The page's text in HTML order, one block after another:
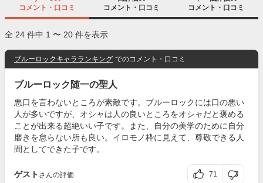
コメント・口コミ
コメント・口コミ
コメント・口コミ
全 24 件中 1 〜 20 件を表示
ブルーロックキャラランキング でのコメント・口コミ
ブルーロック随一の聖人
悪口を言わないところが素敵です。ブルーロックには口の悪い
人が多いですが、オシャは人の良いところをオシャだと褒める
ことが出来る超絶いい子です。また、自分の美学のために自分
磨きを怠らない所も良い。イロモノ枠に見えて、尊敬できる人
間としてできた子です。
ゲスト さんの評価 71